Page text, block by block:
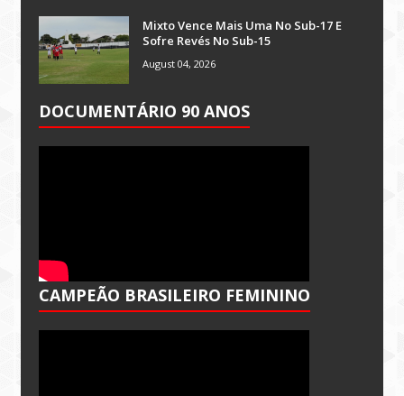
Mixto Vence Mais Uma No Sub-17 E
Sofre Revés No Sub-15
August 04, 2026
DOCUMENTÁRIO 90 ANOS
CAMPEÃO BRASILEIRO FEMININO